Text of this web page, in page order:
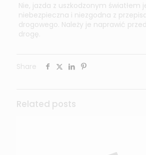
Nie, jazda z uszkodzonym światłem
niebezpieczna i niezgodna z
drogowego. Należy je naprawić
drogę.
Share
Related posts